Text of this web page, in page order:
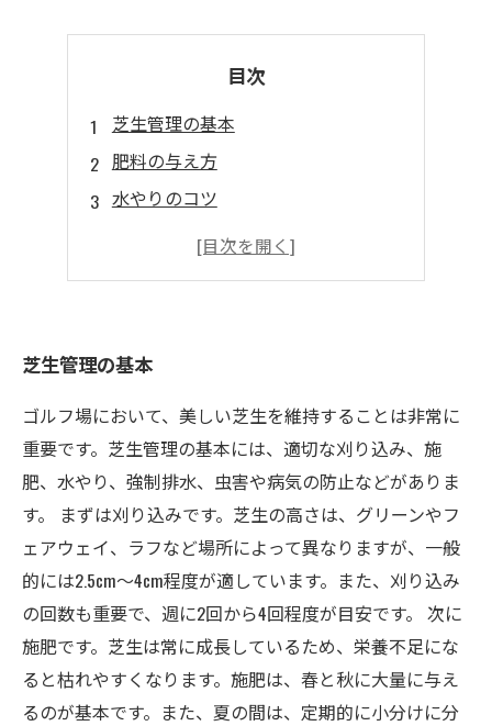
目次
芝生管理の基本
肥料の与え方
水やりのコツ
除草剤の使用
芝生管理の基本
ゴルフ場において、美しい芝生を維持することは非常に
重要です。芝生管理の基本には、適切な刈り込み、施
肥、水やり、強制排水、虫害や病気の防止などがありま
す。 まずは刈り込みです。芝生の高さは、グリーンやフ
ェアウェイ、ラフなど場所によって異なりますが、一般
的には2.5cm〜4cm程度が適しています。また、刈り込み
の回数も重要で、週に2回から4回程度が目安です。 次に
施肥です。芝生は常に成長しているため、栄養不足にな
ると枯れやすくなります。施肥は、春と秋に大量に与え
るのが基本です。また、夏の間は、定期的に小分けに分